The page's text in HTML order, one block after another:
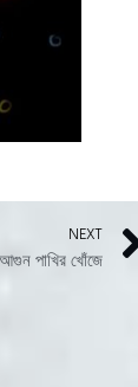
NEXT
পাখির খোঁজে